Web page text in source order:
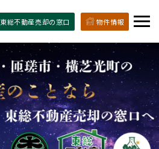
物件情報
東総不動産売却の窓口